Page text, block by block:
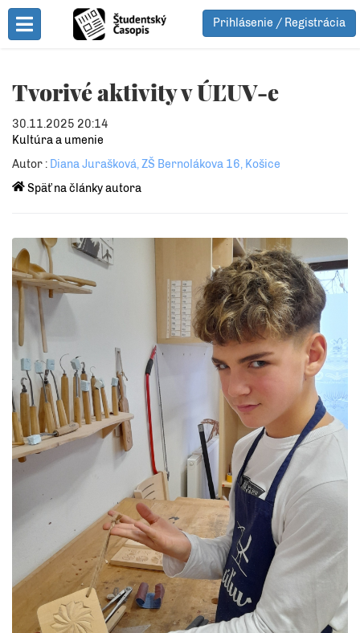
Toggle Menu
Prihlásenie / Registrácia
Tvorivé aktivity v ÚĽUV-e
30.11.2025 20:14
Kultúra a umenie
Autor : Diana Jurašková, ZŠ Bernolákova 16, Košice
Späť na články autora